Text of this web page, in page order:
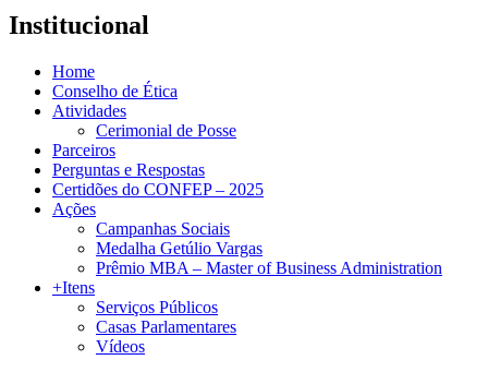
Institucional
Home
Conselho de Ética
Atividades
Cerimonial de Posse
Parceiros
Perguntas e Respostas
Certidões do CONFEP – 2025
Ações
Campanhas Sociais
Medalha Getúlio Vargas
Prêmio MBA – Master of Business Administration
+Itens
Serviços Públicos
Casas Parlamentares
Vídeos